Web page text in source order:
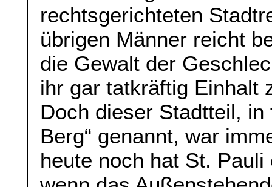
rechtsgerichteten
übrigen Männer reicht
die Gewalt der
ihr gar tatkräftig Einhalt
Doch dieser Stadtteil, in
Berg“ genannt, war
heute noch hat St.